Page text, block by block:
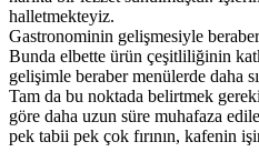
halletmekteyiz.
Gastronominin gelişmesiyle
Bunda elbette ürün çeşitliliğinin
gelişimle beraber menülerde daha
Tam da bu noktada belirtmek
göre daha uzun süre muhafaza
pek tabii pek çok fırının, kafenin